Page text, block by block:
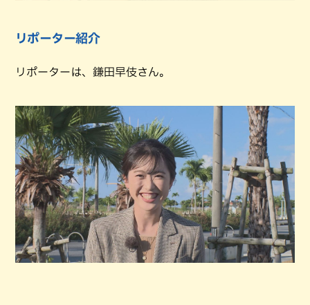
リポーター紹介
リポーターは、鎌田早伎さん。